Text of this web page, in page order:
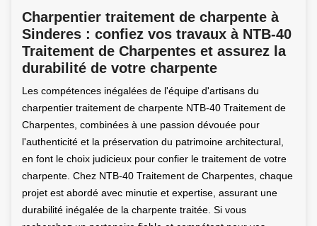
Charpentier traitement de charpente à
Sinderes : confiez vos travaux à NTB-40
Traitement de Charpentes et assurez la
durabilité de votre charpente
Les compétences inégalées de l'équipe d'artisans du
charpentier traitement de charpente NTB-40 Traitement de
Charpentes, combinées à une passion dévouée pour
l'authenticité et la préservation du patrimoine architectural,
en font le choix judicieux pour confier le traitement de votre
charpente. Chez NTB-40 Traitement de Charpentes, chaque
projet est abordé avec minutie et expertise, assurant une
durabilité inégalée de la charpente traitée. Si vous